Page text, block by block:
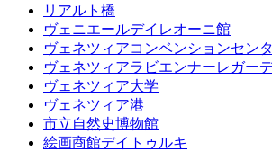
リアルト橋
ヴェニエールデイレオーニ館
ヴェネツィアコンベンションセン
ヴェネツィアラビエンナーレガー
ヴェネツィア大学
ヴェネツィア港
市立自然史博物館
絵画商館デイトゥルキ